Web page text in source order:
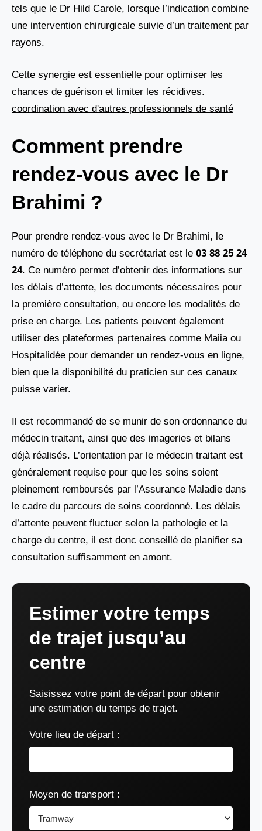
tels que le Dr Hild Carole, lorsque l’indication combine
une intervention chirurgicale suivie d’un traitement par
rayons.
Cette synergie est essentielle pour optimiser les
chances de guérison et limiter les récidives.
coordination avec d'autres professionnels de santé
Comment prendre
rendez-vous avec le Dr
Brahimi ?
Pour prendre rendez-vous avec le Dr Brahimi, le
numéro de téléphone du secrétariat est le 03 88 25 24
24. Ce numéro permet d’obtenir des informations sur
les délais d’attente, les documents nécessaires pour
la première consultation, ou encore les modalités de
prise en charge. Les patients peuvent également
utiliser des plateformes partenaires comme Maiia ou
Hospitalidée pour demander un rendez-vous en ligne,
bien que la disponibilité du praticien sur ces canaux
puisse varier.
Il est recommandé de se munir de son ordonnance du
médecin traitant, ainsi que des imageries et bilans
déjà réalisés. L’orientation par le médecin traitant est
généralement requise pour que les soins soient
pleinement remboursés par l’Assurance Maladie dans
le cadre du parcours de soins coordonné. Les délais
d’attente peuvent fluctuer selon la pathologie et la
charge du centre, il est donc conseillé de planifier sa
consultation suffisamment en amont.
Estimer votre temps
de trajet jusqu’au
centre
Saisissez votre point de départ pour obtenir
une estimation du temps de trajet.
Votre lieu de départ :
Moyen de transport :